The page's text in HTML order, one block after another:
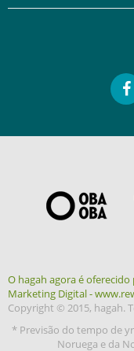
O hagah agora é
Marketing Digital -
Copyright © 2015, hagah.
* Previsão do tempo de
Noruega e da